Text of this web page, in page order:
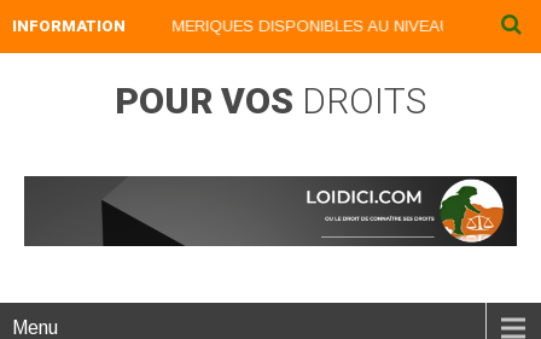
INFORMATION
NOS LIVRES NUMERIQUES DISPONIBLES AU NIVEAU DU MENU
POUR VOS DROITS
Menu